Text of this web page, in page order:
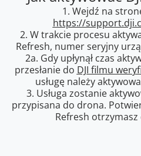
1. Wejdź na
https://
2. W trakcie procesu
Refresh, numer seryjny
2a. Gdy upłynął czas
przesłanie do DJI filmu
usługę należy
3. Usługa zostanie
przypisana do drona.
Refresh